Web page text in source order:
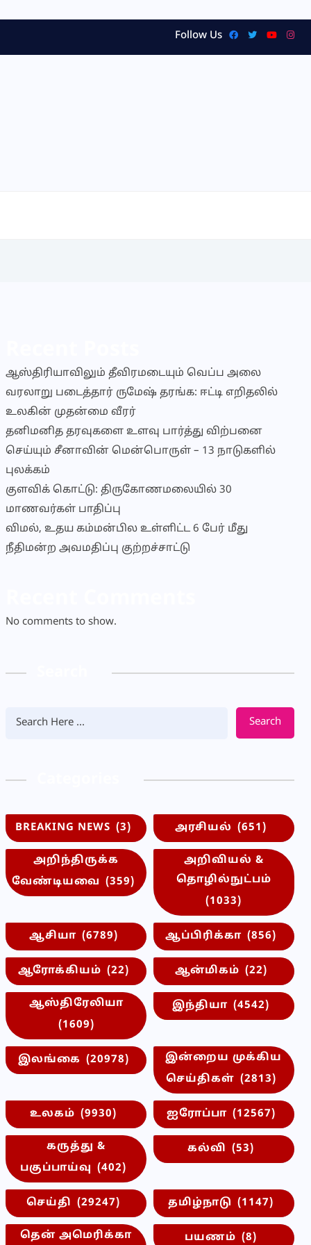
Follow Us
ஆஸ்திரியாவிலும் தீவிரமடையும் வெப்ப அலை
வரலாறு படைத்தார் ருமேஷ் தரங்க: ஈட்டி எறிதலில்
உலகின் முதன்மை வீரர்
தனிமனித தரவுகளை உளவு பார்த்து விற்பனை
செய்யும் சீனாவின் மென்பொருள் – 13 நாடுகளில்
புலக்கம்
குளவிக் கொட்டு: திருகோணமலையில் 30
மாணவர்கள் பாதிப்பு
விமல், உதய கம்மன்பில உள்ளிட்ட 6 பேர் மீது
நீதிமன்ற அவமதிப்பு குற்றச்சாட்டு
No comments to show.
Search
BREAKING NEWS (3) அரசியல் (651)
அறிந்திருக்க
வேண்டியவை (359)
அறிவியல் &
தொழில்நுட்பம்
(1033)
ஆசியா (6789) ஆப்பிரிக்கா (856)
ஆரோக்கியம் (22) ஆன்மிகம் (22)
ஆஸ்திரேலியா
(1609)
இந்தியா (4542)
இலங்கை (20978)
இன்றைய முக்கிய
செய்திகள் (2813)
உலகம் (9930) ஐரோப்பா (12567)
கருத்து &
பகுப்பாய்வு (402)
கல்வி (53)
செய்தி (29247) தமிழ்நாடு (1147)
தென் அமெரிக்கா
பயணம் (8)